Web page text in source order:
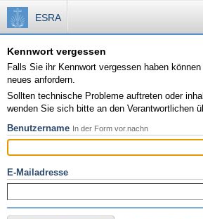
ESRA
Kennwort vergessen
Falls Sie ihr Kennwort vergessen haben
neues anfordern.
Sollten technische Probleme auftreten oder
wenden Sie sich bitte an den Verantwortlichen
Benutzername In der Form vor.nachn
E-Mailadresse